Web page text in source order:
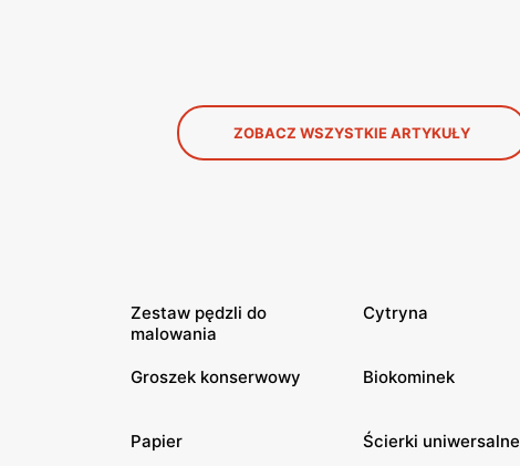
ZOBACZ WSZYSTKIE ARTYKUŁY
Zestaw pędzli do
malowania
Cytryna
Groszek konserwowy Biokominek
Papier Ścierki uniwersalne